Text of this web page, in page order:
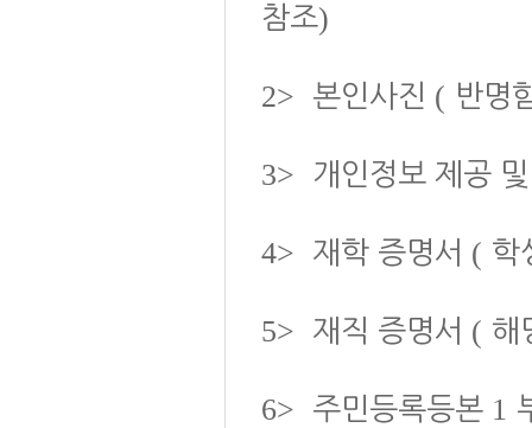
참조)
2> 본인사진 ( 반명
3> 개인정보 제공
4> 재학 증명서 ( 학
5> 재직 증명서 ( 해
6> 주민등록등본 1